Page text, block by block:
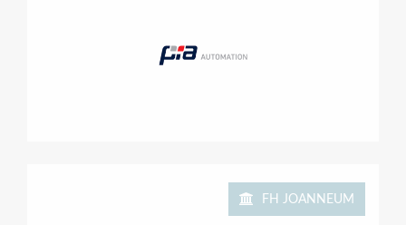
FH JOANNEUM